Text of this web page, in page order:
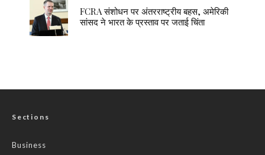
FCRA संशोधन पर अंतरराष्ट्रीय बहस, अमेरिकी
सांसद ने भारत के प्रस्ताव पर जताई चिंता
Sections
Business